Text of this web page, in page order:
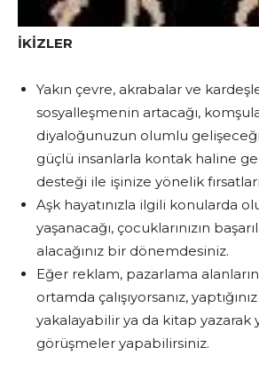
İKİZLER
Yakın çevre, akrabalar ve
sosyalleşmenin artacağı,
diyaloğunuzun olumlu
güçlü insanlarla kontak haline
desteği ile işinize yönelik
Aşk hayatınızla ilgili konularda
yaşanacağı, çocuklarınızın
alacağınız bir dönemdesiniz.
Eğer reklam, pazarlama
ortamda çalışıyorsanız,
yakalayabilir ya da kitap yazarak
görüşmeler yapabilirsiniz.